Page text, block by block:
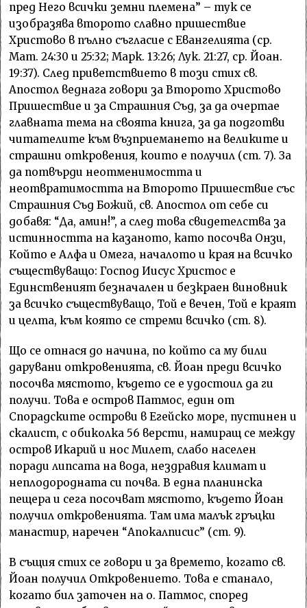
пред Него всички земни племена” – тук се
изобразява второто славно пришествие
Христово в пълно съгласие с Евангелията (ср.
Мат. 24:30 и 25:32; Марк. 13:26; Лук. 21:27, ср. Йоан.
19:37). След приветствието в този стих св.
Апостол веднага говори за Второто Христово
Пришествие и за Страшния Съд, за да очертае
главната тема на своята книга, за да подготви
читателите към възприемането на великите и
страшни откровения, които е получил (ст. 7). За
да потвърди неотменимостта и
неотвратимостта на Второто Пришествие със
Страшния Съд Божий, св. Апостол от себе си
добавя: “Да, амин!”, а след това свидетелства за
истинността на казаното, като посочва Онзи,
Който е Алфа и Омега, началото и края на всичко
съществуващо: Господ Иисус Христос е
Единственият безначален и безкраен виновник
за всичко съществуващо, Той е вечен, Той е краят
и целта, към която се стреми всичко (ст. 8).
Що се отнася до начина, по който са му били
дарувани откровенията, св. Йоан преди всичко
посочва мястото, където се е удостоил да ги
получи. Това е остров Патмос, един от
Спорадските острови в Егейско море, пустинен и
скалист, с обиколка 56 версти, намиращ се между
остров Икарий и нос Милет, слабо населен
поради липсата на вода, нездравия климат и
неплодородната си почва. В една планинска
пещера и сега посочват мястото, където Йоан
получил откровенията. Там има малък гръцки
манастир, наречен “Апокалписис” (ст. 9).
В същия стих се говори и за времето, когато св.
Йоан получил Откровението. Това е станало,
когато бил заточен на о. Патмос, според